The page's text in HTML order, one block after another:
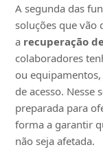
A segunda das
soluções que vão
a recuperação
colaboradores
ou
de acesso. Nesse
preparada para
forma a garantir
não seja afetada.